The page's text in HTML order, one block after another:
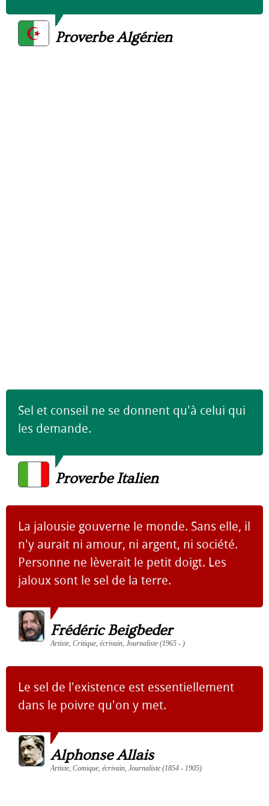
Proverbe Algérien
Sel et conseil ne se donnent qu'à celui qui
les demande.
Proverbe Italien
La jalousie gouverne le monde. Sans elle, il
n'y aurait ni amour, ni argent, ni société.
Personne ne lèverait le petit doigt. Les
jaloux sont le sel de la terre.
Frédéric Beigbeder
Artiste, Critique, écrivain, Journaliste (1965 - )
Le sel de l'existence est essentiellement
dans le poivre qu'on y met.
Alphonse Allais
Artiste, Comique, écrivain, Journaliste (1854 - 1905)